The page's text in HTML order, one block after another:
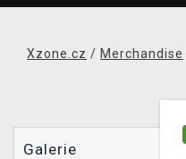
Xzone.cz / Merchandise
Galerie